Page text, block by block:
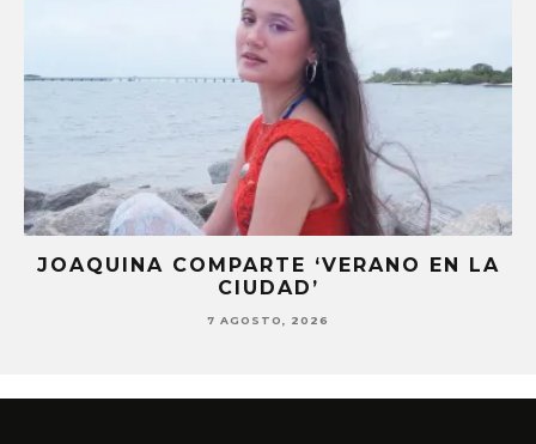
‘VERANO EN LA
DANIELA